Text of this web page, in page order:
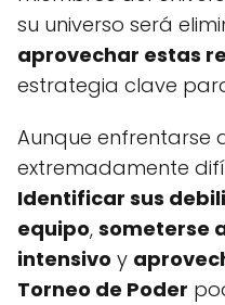
su universo será
aprovechar estas
estrategia clave
Aunque enfrentarse
extremadamente
Identificar sus
equipo, someterse
intensivo y
Torneo de Poder